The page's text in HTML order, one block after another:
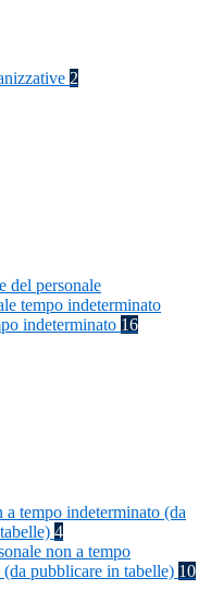
2
del personale
tempo indeterminato
indeterminato 16
a tempo indeterminato (da
4
non a tempo
pubblicare in tabelle) 10